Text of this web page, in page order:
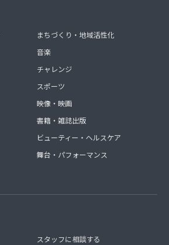
まちづくり・地域活性化
音楽
チャレンジ
スポーツ
映像・映画
書籍・雑誌出版
ビューティー・ヘルスケア
舞台・パフォーマンス
スタッフに相談する